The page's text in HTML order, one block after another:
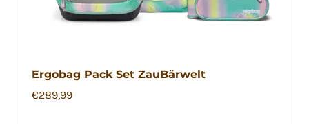
Ergobag Pack Set ZauBärwelt
€289,99